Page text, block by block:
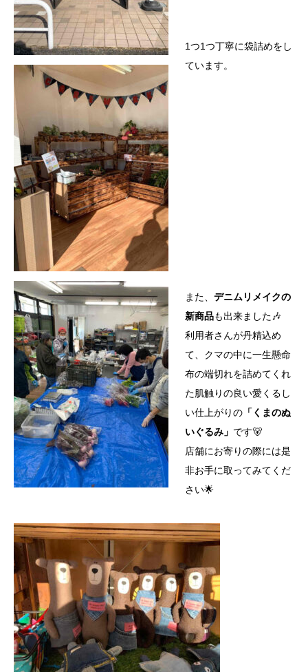
1つ1つ丁寧に袋詰めをし
ています。
また、 デニムリメイクの
新商品も出来ました🎶
利用者さんが丹精込め
て、クマの中に一生懸命
布の端切れを詰めてくれ
た肌触りの良い愛くるし
い仕上がりの 「くまのぬ
いぐるみ」 です🐻
店舗にお寄りの際には是
非お手に取ってみてくだ
さい🌟